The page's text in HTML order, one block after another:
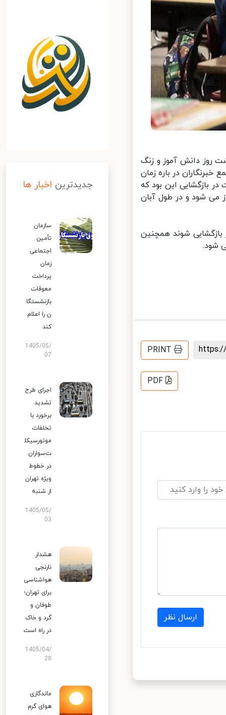
روز دانش آموز و زنگ
برگزار شد، در جمع خبرنگاران در باره زمان
بازگشایی این بود که
می شود و در طول آبان
شوند همچنین
PRINT
PDF
ارسال نظر
جدیدترین اخبار ها
سازمان
تأمین
اجتماعی
زمان
پرداخت
معوقات
بازنشستگا
ن را اعلام
کند
1405/05/
07
اجرای طرح
تشدید
برخورد با
تخلفات
موتورسیکل
ت‌سواران
در خطوط
ویژه تهران
از شنبه
1405/05/
03
هشدار
نارنجی
هواشناسی
برای تهران؛
طوفان و
گرد و خاک
در راه است
1405/04/
28
ماندگاری
هوای گرم